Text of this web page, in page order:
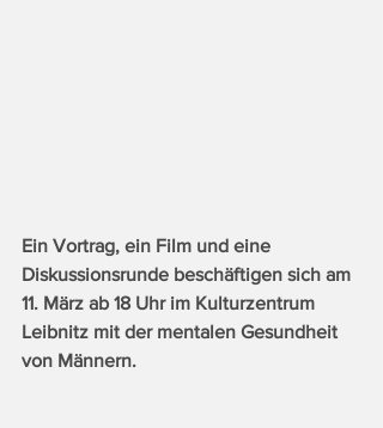
Ein Vortrag, ein Film und eine
Diskussionsrunde beschäftigen sich am
11. März ab 18 Uhr im Kulturzentrum
Leibnitz mit der mentalen Gesundheit
von Männern.